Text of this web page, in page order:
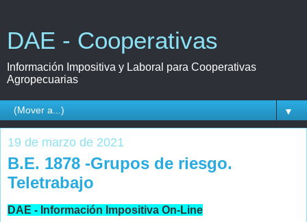
DAE - Cooperativas
Información Impositiva y Laboral para Cooperativas
Agropecuarias
▼
19 de marzo de 2021
B.E. 1878 -Grupos de riesgo.
Teletrabajo
DAE - Información Impositiva On-Line